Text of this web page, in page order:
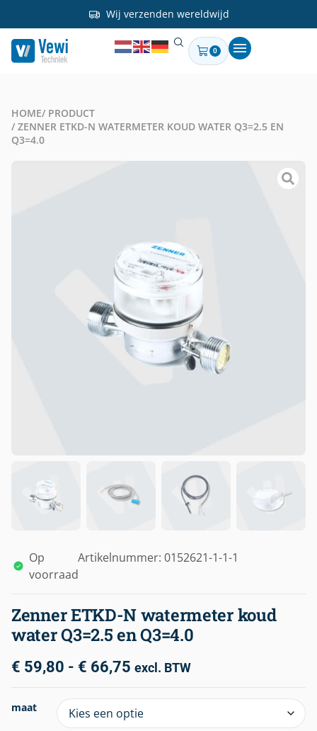
Wij verzenden wereldwijd
0
HOME/ PRODUCT
/ ZENNER ETKD-N WATERMETER KOUD WATER Q3=2.5 EN
Q3=4.0
Op
voorraad
Artikelnummer: 0152621-1-1-1
Zenner ETKD-N watermeter koud
water Q3=2.5 en Q3=4.0
€ 59,80 - € 66,75 excl. BTW
maat